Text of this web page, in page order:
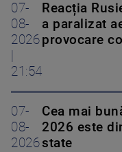
07-
08-
2026
21:54
Reacția
a paralizat
provocare
07-
08-
2026
Cea mai
2026 este
state